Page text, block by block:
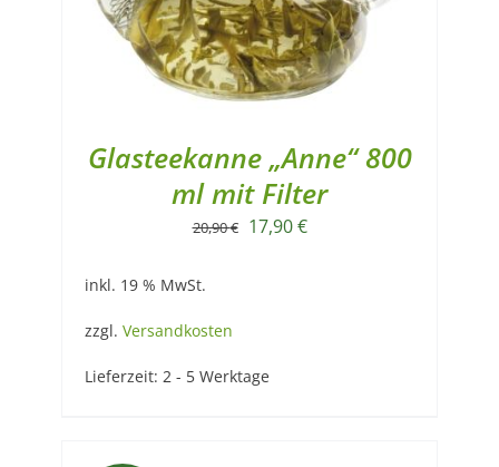
Glasteekanne „Anne“ 800
ml mit Filter
20,90€ Ursprünglicher
17,90€Aktueller
inkl. 19 % MwSt.
zzgl. Versandkosten
Lieferzeit: 2 - 5 Werktage